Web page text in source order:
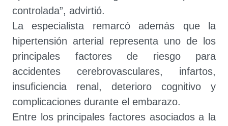
controlada”, advirtió.
La especialista remarcó además que la
hipertensión arterial representa uno de los
principales factores de riesgo para
accidentes cerebrovasculares, infartos,
insuficiencia renal, deterioro cognitivo y
complicaciones durante el embarazo.
Entre los principales factores asociados a la